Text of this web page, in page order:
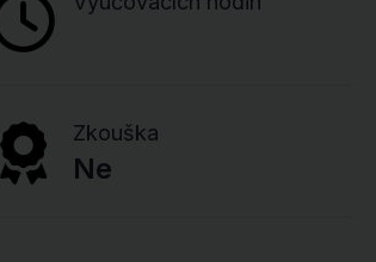
Zkouška
Ne